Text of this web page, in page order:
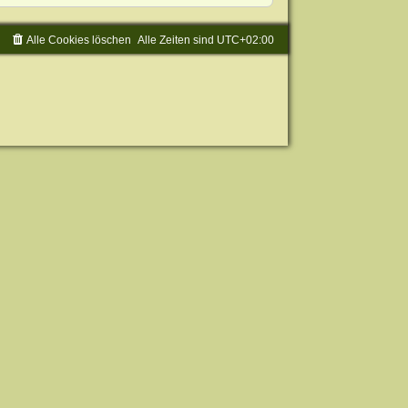
Alle Zeiten sind UTC+02:00
Alle Cookies löschen